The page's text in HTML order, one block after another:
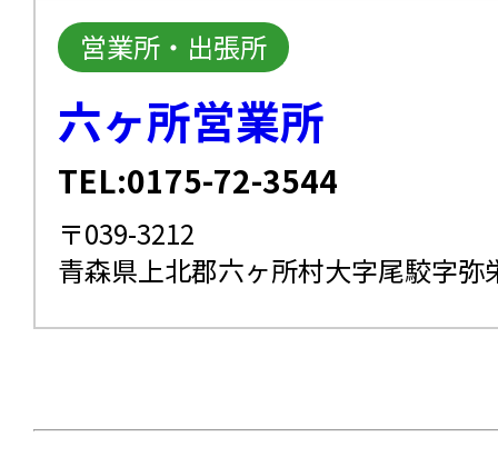
営業所・出張所
六ヶ所営業所
TEL:0175-72-3544
〒039-3212
青森県上北郡六ヶ所村大字尾駮字弥